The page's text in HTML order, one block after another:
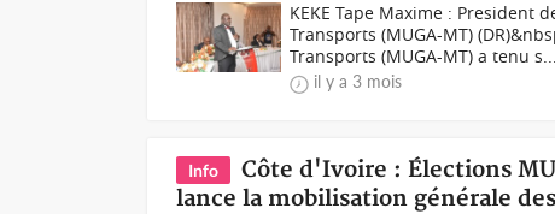
KEKE Tape Maxime : President
Transports (MUGA-MT)
Transports (MUGA-MT) a tenu s...
il y a 3 mois
Info
Côte d'Ivoire : Élections
lance la mobilisation générale